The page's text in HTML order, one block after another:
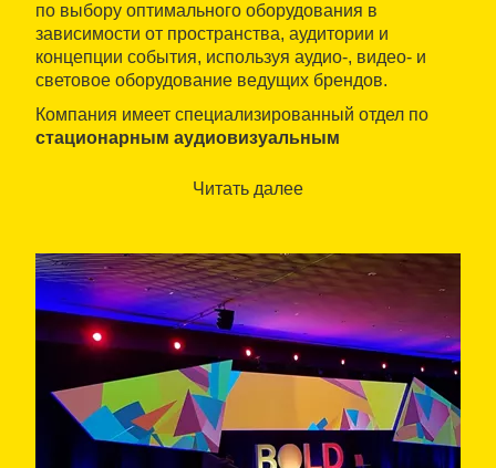
по выбору оптимального оборудования в
зависимости от пространства, аудитории и
концепции события, используя аудио-, видео- и
световое оборудование ведущих брендов.
Компания имеет специализированный отдел по
стационарным аудиовизуальным
. Также VA361 разрабатывает
подразделениям, а также предлагает услуги 2D- и
3D-дизайна, виртуальной и дополненной
реальности.
VA361 осуществляет комплексное управление
проектами, назначаяProject Managerв качестве
единой точки контакта, что гарантирует
эффективное, скоординированное производство и
успешную реализацию каждого мероприятия.
Читать далее